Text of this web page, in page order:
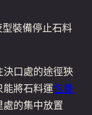
裝備停止石料
口處的途徑狹
將石料運包養
的集中放置